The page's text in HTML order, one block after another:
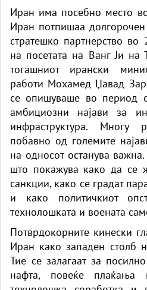
Иран има посебно место
Иран потпишаа
стратешко партнерство
на посетата на Ванг Ји на
тогашниот ирански
работи Мохамед Џавад
се опишуваше во период
амбициозни најави за
инфраструктура. Многу
побавно од големите
на односот останува
што покажува како да се
санкции, како се градат
и како политичкиот
технолошката и воената
Потврдокорните кинески
Иран како западен столб
Тие се залагаат за
нафта, повеќе плаќања